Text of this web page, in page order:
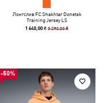
Лонгслив FC Shakhtar Donetsk
Training Jersey LS
1 640,00 ₴3 290,00 ₴
-50%